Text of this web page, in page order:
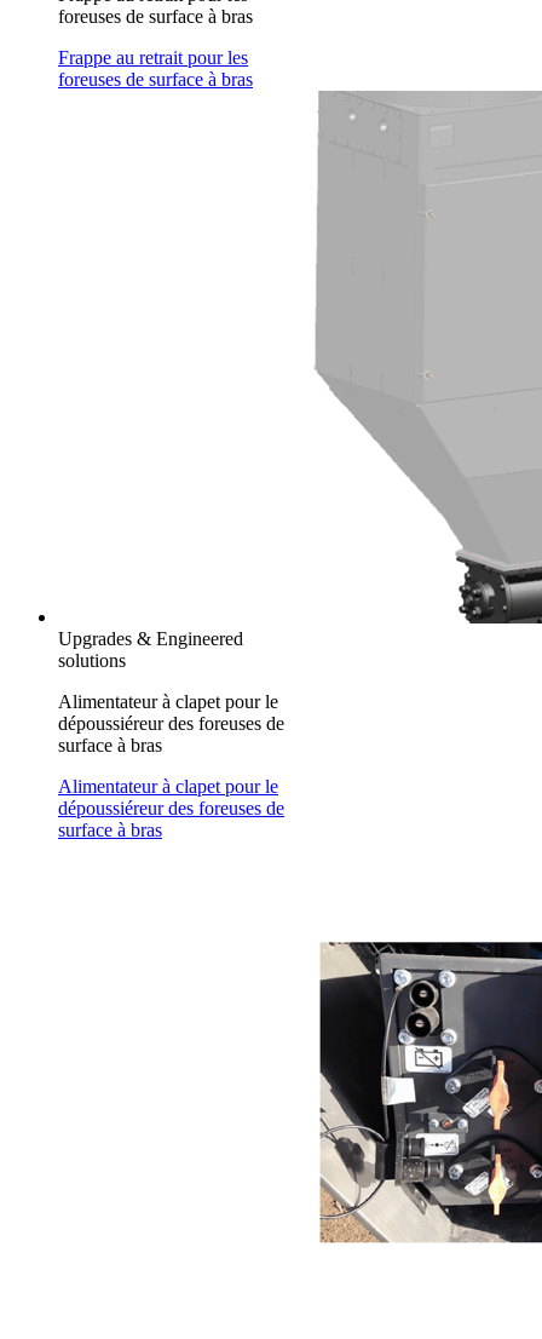
foreuses de surface à bras
Frappe au retrait pour les
foreuses de surface à bras
Upgrades & Engineered
solutions
Alimentateur à clapet pour le
dépoussiéreur des foreuses de
surface à bras
Alimentateur à clapet pour le
dépoussiéreur des foreuses de
surface à bras